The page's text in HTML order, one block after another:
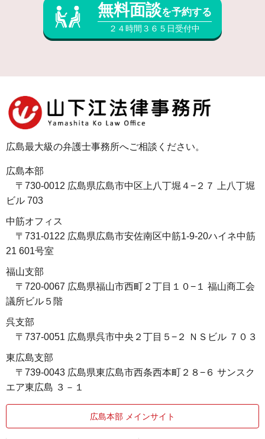
無料面談を予約する
２４時間３６５日受付中
広島最大級の弁護士事務所へご相談ください。
広島本部
〒730-0012 広島県広島市中区上八丁堀４−２７ 上八丁堀
ビル 703
中筋オフィス
〒731-0122 広島県広島市安佐南区中筋1-9-20ハイネ中筋
21 601号室
福山支部
〒720-0067 広島県福山市西町２丁目１０−１ 福山商工会
議所ビル５階
呉支部
〒737-0051 広島県呉市中央２丁目５−２ ＮＳビル ７０３
東広島支部
〒739-0043 広島県東広島市西条西本町２８−６ サンスク
エア東広島 ３－１
広島本部 メインサイト